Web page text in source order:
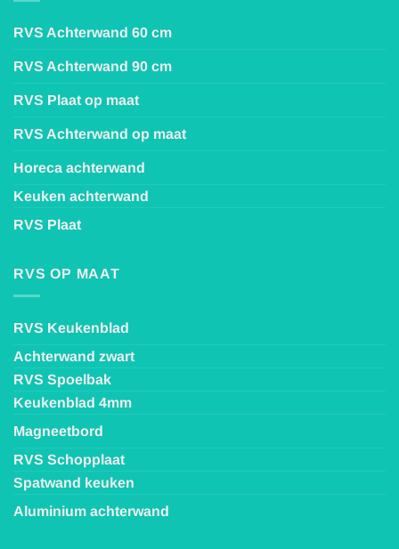
RVS Achterwand 60 cm
RVS Achterwand 90 cm
RVS Plaat op maat
RVS Achterwand op maat
Horeca achterwand
Keuken achterwand
RVS Plaat
RVS OP MAAT
RVS Keukenblad
Achterwand zwart
RVS Spoelbak
Keukenblad 4mm
Magneetbord
RVS Schopplaat
Spatwand keuken
Aluminium achterwand